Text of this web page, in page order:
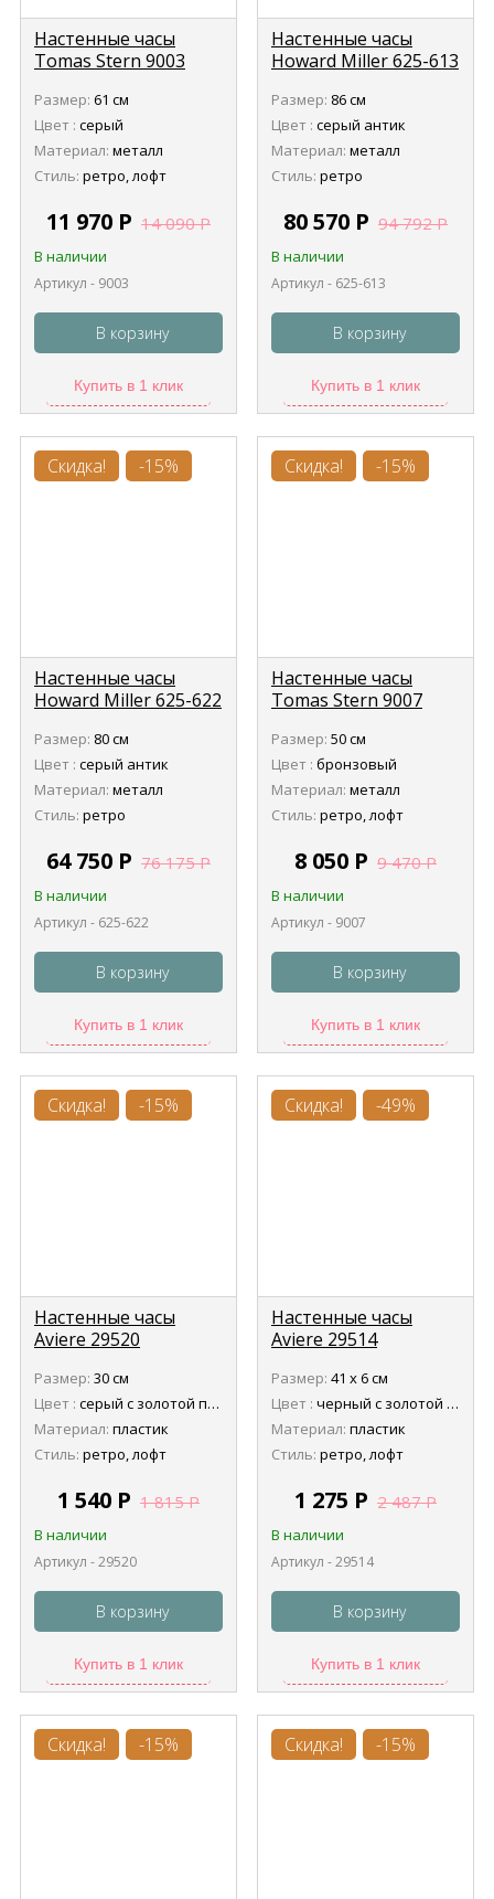
Настенные часы
Tomas Stern 9003
Размер: 61 см
Цвет : серый
Материал: металл
Стиль: ретро, лофт
11 970 Р 14 090Р
В наличии
Артикул - 9003
В корзину
Купить в 1 клик
Настенные часы
Howard Miller 625-613
Размер: 86 см
Цвет : серый антик
Материал: металл
Стиль: ретро
80 570 Р 94 792Р
В наличии
Артикул - 625-613
В корзину
Купить в 1 клик
Скидка! -15%
Настенные часы
Howard Miller 625-622
Размер: 80 см
Цвет : серый антик
Материал: металл
Стиль: ретро
64 750 Р 76 175Р
В наличии
Артикул - 625-622
В корзину
Купить в 1 клик
Скидка! -15%
Настенные часы
Tomas Stern 9007
Размер: 50 см
Цвет : бронзовый
Материал: металл
Стиль: ретро, лофт
8 050 Р 9 470Р
В наличии
Артикул - 9007
В корзину
Купить в 1 клик
Скидка! -15%
Настенные часы
Aviere 29520
Размер: 30 см
Цвет : серый с золотой патиной
Материал: пластик
Стиль: ретро, лофт
1 540 Р 1 815Р
В наличии
Артикул - 29520
В корзину
Купить в 1 клик
Скидка! -49%
Настенные часы
Aviere 29514
Размер: 41 х 6 см
Цвет : черный с золотой патиной
Материал: пластик
Стиль: ретро, лофт
1 275 Р 2 487Р
В наличии
Артикул - 29514
В корзину
Купить в 1 клик
Скидка! -15% Скидка! -15%